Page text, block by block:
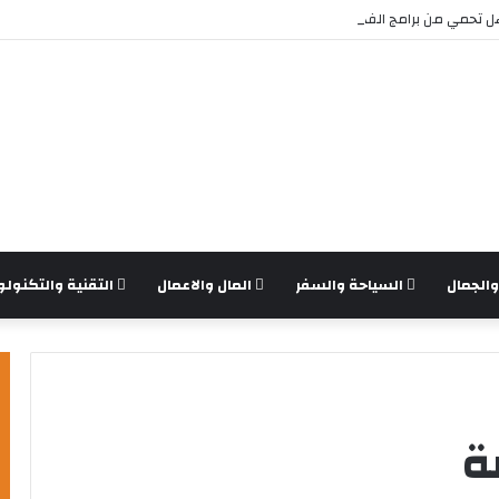
من برامج الفدية والاختراقات الحديثة؟
السياحة والسفر المال والاعمال التقنية